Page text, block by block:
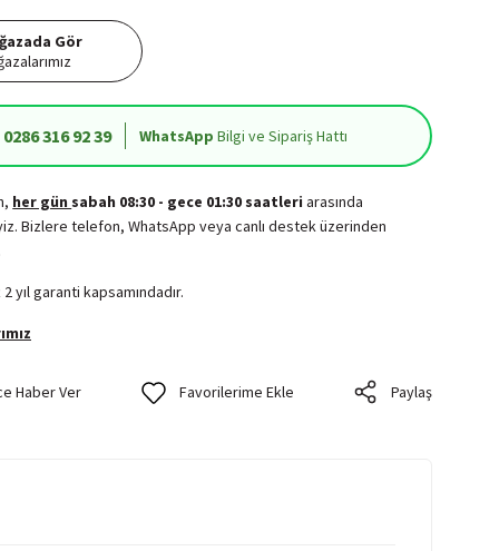
Gör
0286 316 92 39 WhatsApp Bilgi ve Sipariş Hattı
her gün sabah 08:30 - gece 01:30 saatleriarasında
Bizlere telefon, WhatsApp veya canlı destek üzerinden
yıl garanti kapsamındadır.
Haber Ver Paylaş